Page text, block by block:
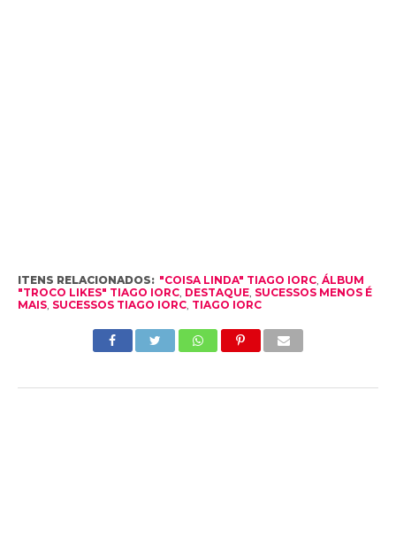
ITENS RELACIONADOS: "COISA LINDA" TIAGO IORC, ÁLBUM
"TROCO LIKES" TIAGO IORC, DESTAQUE, SUCESSOS MENOS É
MAIS, SUCESSOS TIAGO IORC, TIAGO IORC